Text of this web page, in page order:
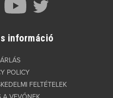
információ
POLICY
FELTÉTELEK